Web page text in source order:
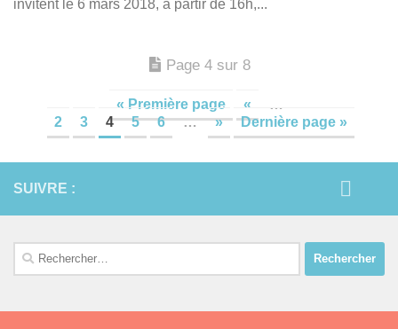
invitent le 6 mars 2018, à partir de 16h,...
Page 4 sur 8
« Première page «
2
3 4 5 6 … » Dernière page »
SUIVRE :
Rechercher :